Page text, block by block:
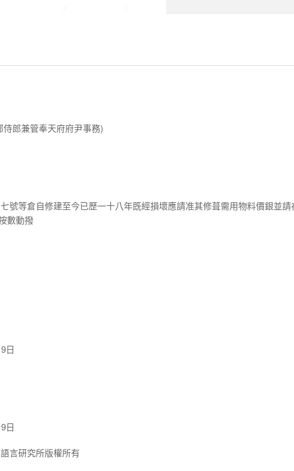
郎兼管奉天府府尹事務)
號等倉自修建至今已歷一十八年既經損壞應請准其修葺需用物料價銀並請
數動撥
日
日
言研究所版權所有